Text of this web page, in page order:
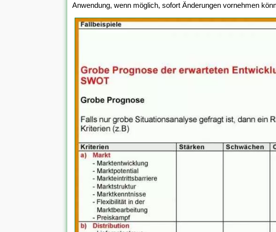
Anwendung, wenn möglich, sofort Änderungen vornehmen